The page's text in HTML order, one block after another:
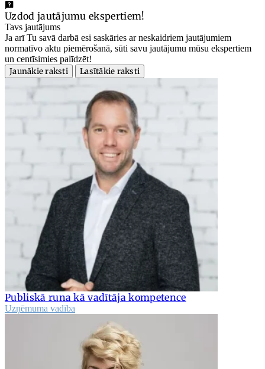
Uzdod jautājumu ekspertiem!
Tavs jautājums
Ja arī Tu savā darbā esi saskāries ar neskaidriem jautājumiem
normatīvo aktu piemērošanā, sūti savu jautājumu mūsu ekspertiem
un centīsimies palīdzēt!
Jaunākie raksti
Lasītākie raksti
Publiskā runa kā vadītāja kompetence
Uzņēmuma vadība